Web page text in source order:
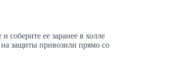
ее заранее в холле
защиты привозили прямо со